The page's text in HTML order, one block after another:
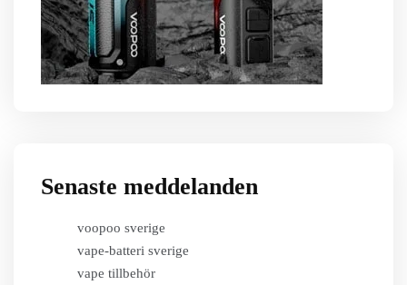
Senaste meddelanden
voopoo sverige
vape-batteri sverige
vape tillbehör